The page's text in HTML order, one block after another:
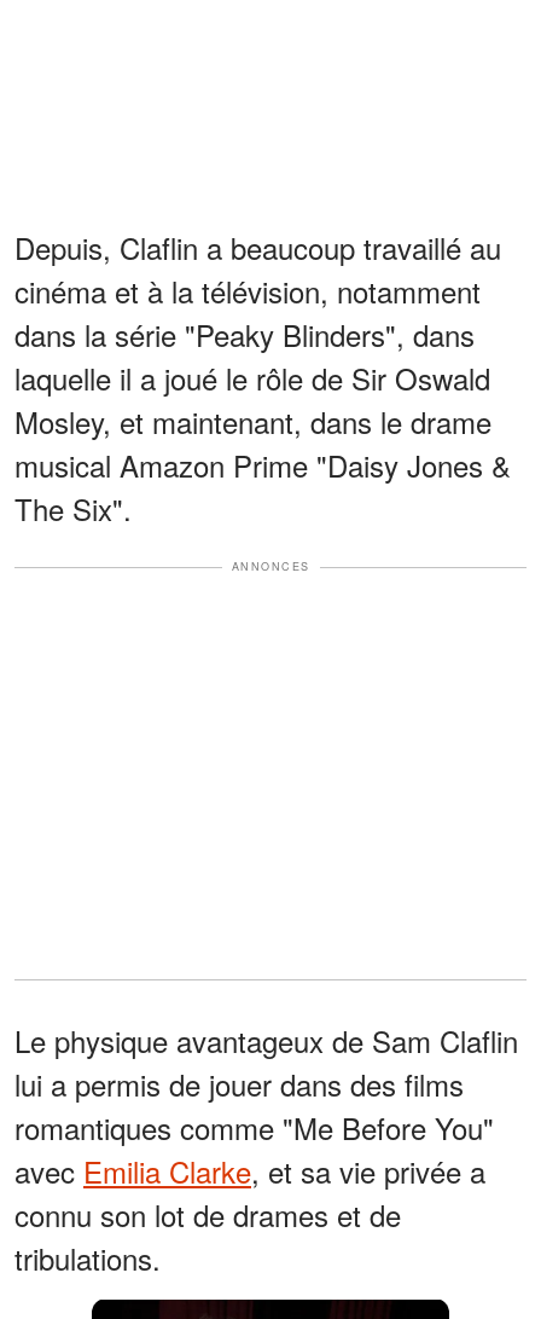
Depuis, Claflin a beaucoup travaillé au
cinéma et à la télévision, notamment
dans la série "Peaky Blinders", dans
laquelle il a joué le rôle de Sir Oswald
Mosley, et maintenant, dans le drame
musical Amazon Prime "Daisy Jones &
The Six".
ANNONCES
Le physique avantageux de Sam Claflin
lui a permis de jouer dans des films
romantiques comme "Me Before You"
avec Emilia Clarke, et sa vie privée a
connu son lot de drames et de
tribulations.